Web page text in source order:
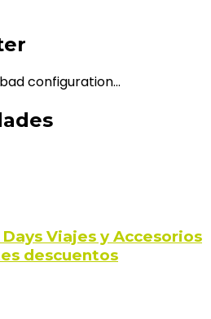
configuration...
Viajes y Accesorios
descuentos